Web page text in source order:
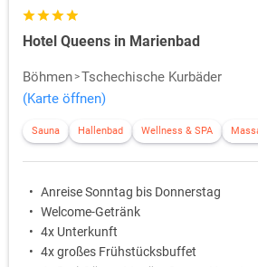
Hotel Queens in Marienbad
Böhmen Tschechische Kurbäder
(Karte öffnen)
Sauna Hallenbad Wellness & SPA
Anreise Sonntag bis Donnerstag
Welcome-Getränk
4x Unterkunft
4x großes Frühstücksbuffet